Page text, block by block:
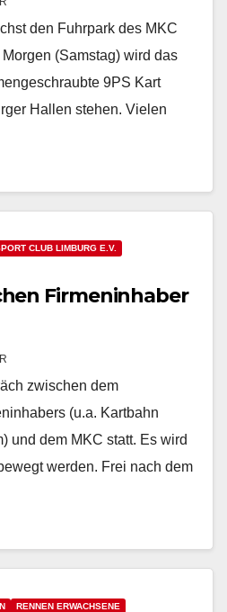
den Fuhrpark des MKC
(Samstag) wird das
9PS Kart
Hallen stehen. Vielen
CLUB LIMBURG E.V.
Firmeninhaber
zwischen dem
(u.a. Kartbahn
und dem MKC statt. Es wird
werden. Frei nach dem
RENNEN ERWACHSENE